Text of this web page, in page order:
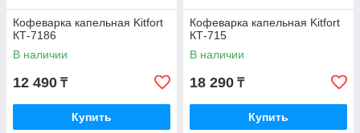
Кофеварка капельная Kitfort
КТ-7186
В наличии
12 490 ₸
Купить
Кофеварка капельная Kitfort
КТ-715
В наличии
18 290 ₸
Купить